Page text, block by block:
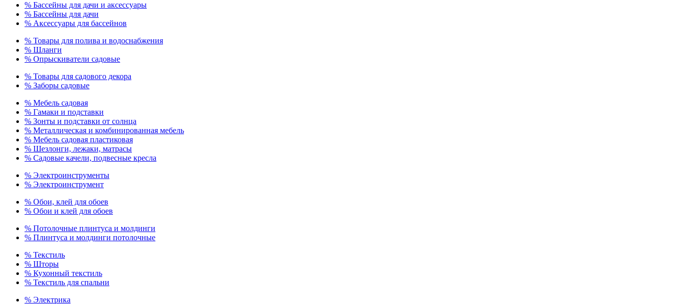
% Бассейны для дачи и аксессуары
% Бассейны для дачи
% Аксессуары для бассейнов
% Товары для полива и водоснабжения
% Шланги
% Опрыскиватели садовые
% Товары для садового декора
% Заборы садовые
% Мебель садовая
% Гамаки и подставки
% Зонты и подставки от солнца
% Металлическая и комбинированная мебель
% Мебель садовая пластиковая
% Шезлонги, лежаки, матрасы
% Садовые качели, подвесные кресла
% Электроинструменты
% Электроинструмент
% Обои, клей для обоев
% Обои и клей для обоев
% Потолочные плинтуса и молдинги
% Плинтуса и молдинги потолочные
% Текстиль
% Шторы
% Кухонный текстиль
% Текстиль для спальни
% Электрика